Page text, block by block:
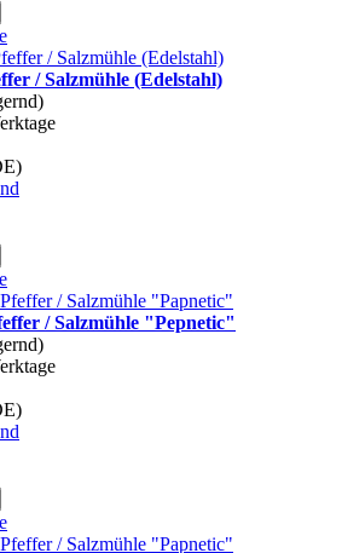
/ Salzmühle (Edelstahl)
/ Salzmühle "Pepnetic"